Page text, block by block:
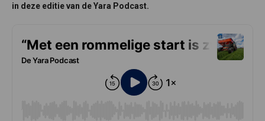
in deze editie van de Yara Podcast.